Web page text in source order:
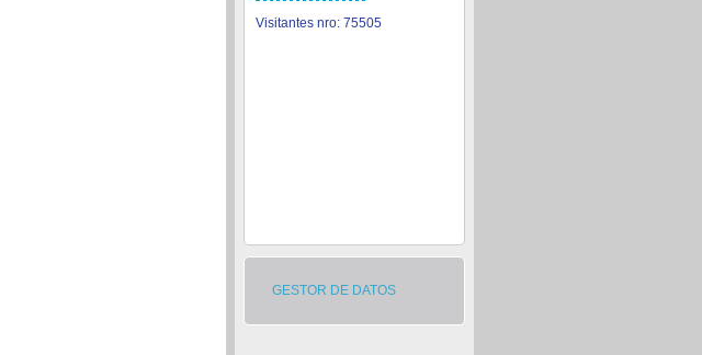
Visitantes nro: 75505
GESTOR DE DATOS